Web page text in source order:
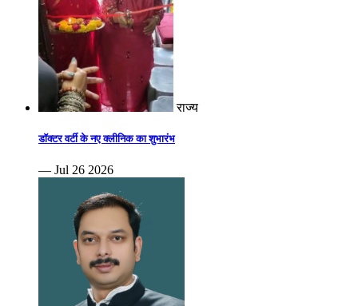
राज्य
डॉक्टर वर्टी के नए क्लीनिक का शुभारंभ
— Jul 26 2026